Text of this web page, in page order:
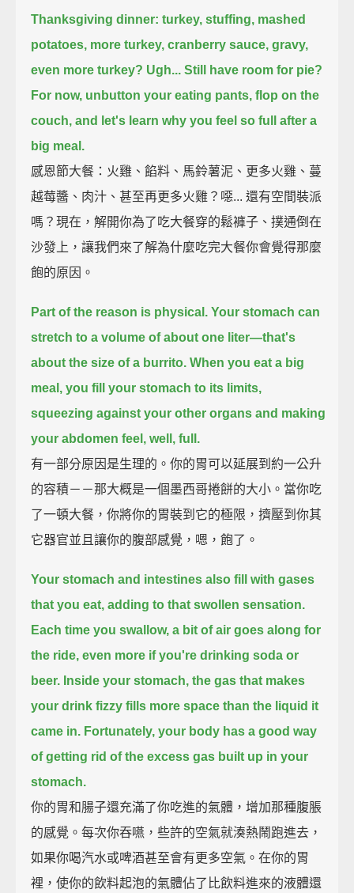
Thanksgiving dinner: turkey, stuffing, mashed
potatoes, more turkey, cranberry sauce, gravy,
even more turkey? Ugh... Still have room for pie?
For now, unbutton your eating pants, flop on the
couch, and let's learn why you feel so full after a
big meal.
感恩節大餐：火雞、餡料、馬鈴薯泥、更多火雞、蔓
越莓醬、肉汁、甚至再更多火雞？噁... 還有空間裝派
嗎？現在，解開你為了吃大餐穿的鬆褲子、撲通倒在
沙發上，讓我們來了解為什麼吃完大餐你會覺得那麼
飽的原因。
Part of the reason is physical. Your stomach can
stretch to a volume of about one liter—that's
about the size of a burrito. When you eat a big
meal, you fill your stomach to its limits,
squeezing against your other organs and making
your abdomen feel, well, full.
有一部分原因是生理的。你的胃可以延展到約一公升
的容積－－那大概是一個墨西哥捲餅的大小。當你吃
了一頓大餐，你將你的胃裝到它的極限，擠壓到你其
它器官並且讓你的腹部感覺，嗯，飽了。
Your stomach and intestines also fill with gases
that you eat, adding to that swollen sensation.
Each time you swallow, a bit of air goes along for
the ride, even more if you're drinking soda or
beer. Inside your stomach, the gas that makes
your drink fizzy fills more space than the liquid it
came in. Fortunately, your body has a good way
of getting rid of the excess gas built up in your
stomach.
你的胃和腸子還充滿了你吃進的氣體，增加那種腹脹
的感覺。每次你吞嚥，些許的空氣就湊熱鬧跑進去，
如果你喝汽水或啤酒甚至會有更多空氣。在你的胃
裡，使你的飲料起泡的氣體佔了比飲料進來的液體還